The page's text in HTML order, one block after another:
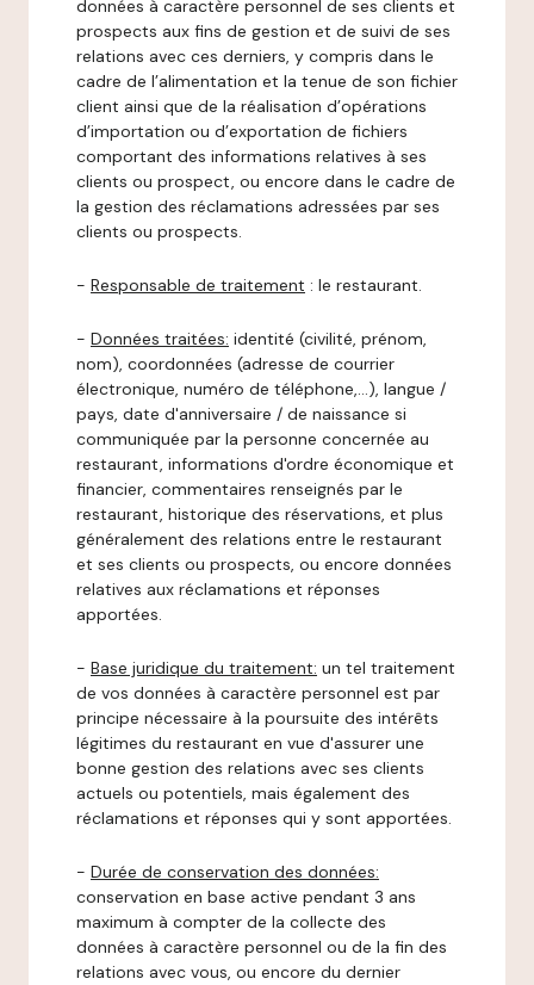
données à caractère personnel de ses clients et
prospects aux fins de gestion et de suivi de ses
relations avec ces derniers, y compris dans le
cadre de l’alimentation et la tenue de son fichier
client ainsi que de la réalisation d’opérations
d’importation ou d’exportation de fichiers
comportant des informations relatives à ses
clients ou prospect, ou encore dans le cadre de
la gestion des réclamations adressées par ses
clients ou prospects.
- Responsable de traitement : le restaurant.
- Données traitées: identité (civilité, prénom,
nom), coordonnées (adresse de courrier
électronique, numéro de téléphone,…), langue /
pays, date d'anniversaire / de naissance si
communiquée par la personne concernée au
restaurant, informations d'ordre économique et
financier, commentaires renseignés par le
restaurant, historique des réservations, et plus
généralement des relations entre le restaurant
et ses clients ou prospects, ou encore données
relatives aux réclamations et réponses
apportées.
- Base juridique du traitement: un tel traitement
de vos données à caractère personnel est par
principe nécessaire à la poursuite des intérêts
légitimes du restaurant en vue d'assurer une
bonne gestion des relations avec ses clients
actuels ou potentiels, mais également des
réclamations et réponses qui y sont apportées.
- Durée de conservation des données:
conservation en base active pendant 3 ans
maximum à compter de la collecte des
données à caractère personnel ou de la fin des
relations avec vous, ou encore du dernier